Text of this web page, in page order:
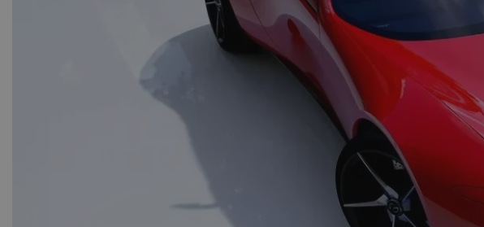
Τεράστια έκρηξη από
σύγκρουση στο Misano.
Ο οδηγός βγαίνει
περπατώντας!